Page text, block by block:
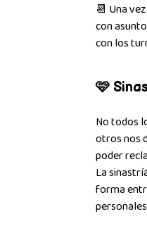
📆 Una
con
con los
🩷
No todos
otros nos
poder
La
forma